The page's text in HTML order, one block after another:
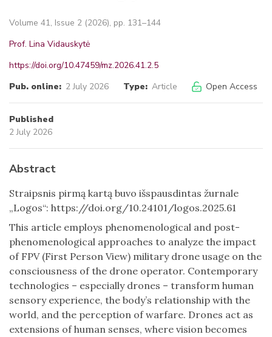
Volume 41, Issue 2 (2026), pp. 131–144
Prof. Lina Vidauskytė
https://doi.org/10.47459/mz.2026.41.2.5
Pub. online: 2 July 2026 Type: Article Open Access
Published
2 July 2026
Abstract
Straipsnis pirmą kartą buvo išspausdintas žurnale
„Logos“: https://doi.org/10.24101/logos.2025.61
This article employs phenomenological and post-
phenomenological approaches to analyze the impact
of FPV (First Person View) military drone usage on the
consciousness of the drone operator. Contemporary
technologies – especially drones – transform human
sensory experience, the body’s relationship with the
world, and the perception of warfare. Drones act as
extensions of human senses, where vision becomes